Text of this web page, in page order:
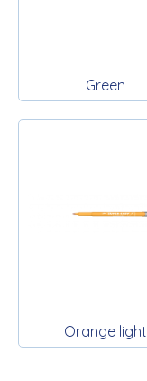
Green
Orange light